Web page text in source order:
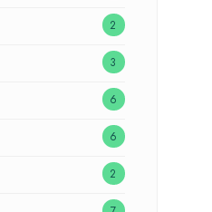
2
3
6
6
2